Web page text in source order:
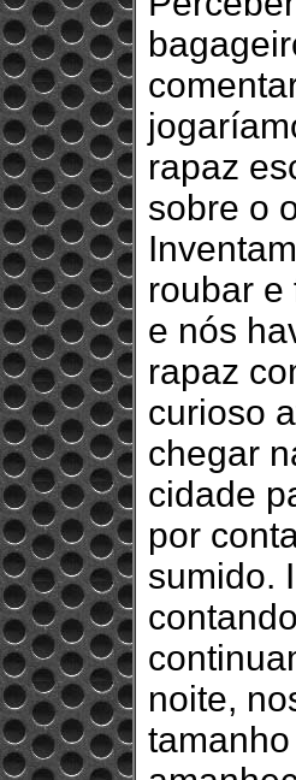
rapaz
sobre o
roubar e
e nós
rapaz
curioso
chegar
cidade
por
sumido.
noite,